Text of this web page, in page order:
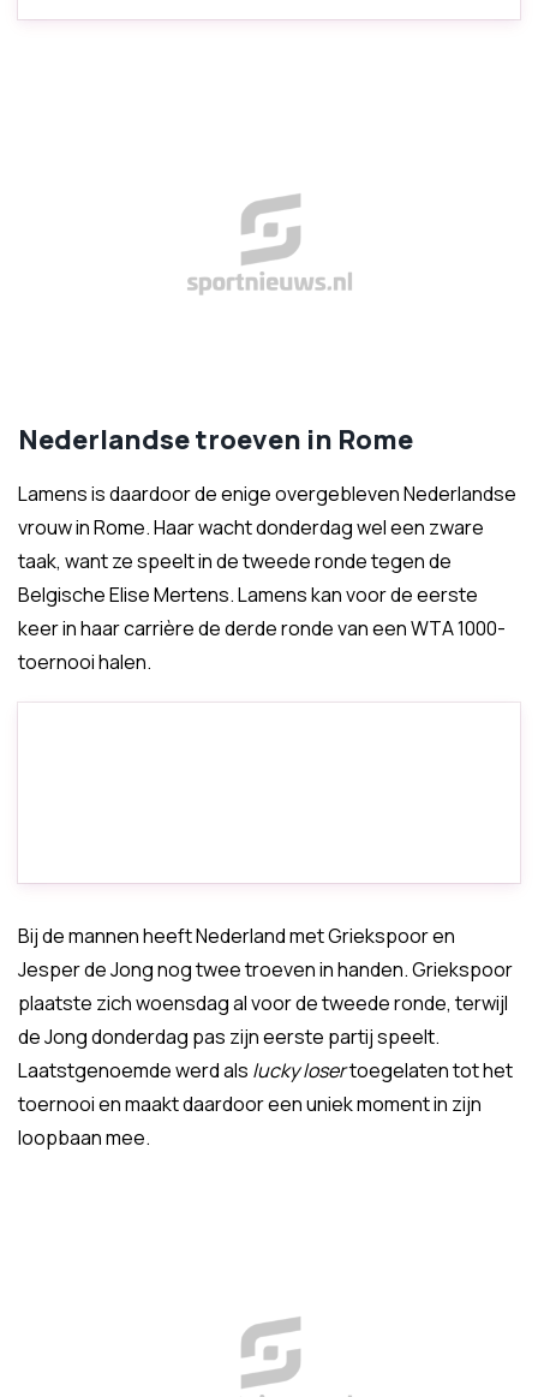
Nederlandse troeven in Rome
Lamens is daardoor de enige overgebleven Nederlandse
vrouw in Rome. Haar wacht donderdag wel een zware
taak, want ze speelt in de tweede ronde tegen de
Belgische Elise Mertens. Lamens kan voor de eerste
keer in haar carrière de derde ronde van een WTA 1000-
toernooi halen.
Bij de mannen heeft Nederland met Griekspoor en
Jesper de Jong nog twee troeven in handen. Griekspoor
plaatste zich woensdag al voor de tweede ronde, terwijl
de Jong donderdag pas zijn eerste partij speelt.
Laatstgenoemde werd als lucky losertoegelaten tot het
toernooi en maakt daardoor een uniek moment in zijn
loopbaan mee.